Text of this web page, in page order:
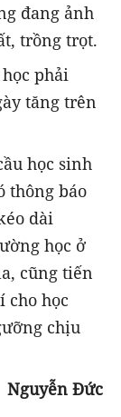
đang ảnh
trồng trọt.
phải
tăng trên
học sinh
thông báo
dài
học ở
cũng tiến
cho học
chịu
Nguyễn Đức